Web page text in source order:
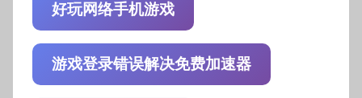
好玩网络手机游戏
游戏登录错误解决免费加速器